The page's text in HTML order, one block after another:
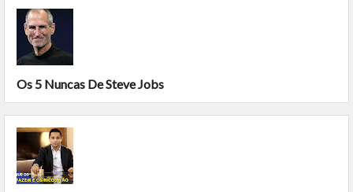
Os 5 Nuncas De Steve Jobs